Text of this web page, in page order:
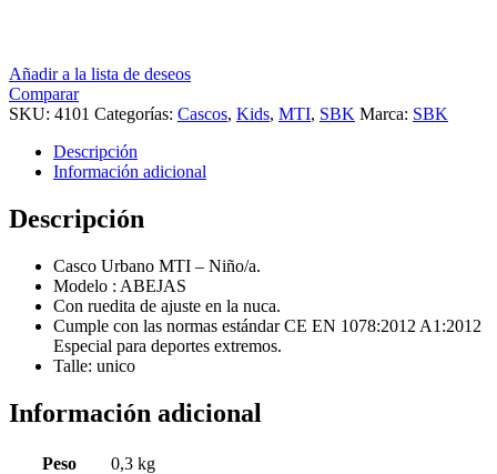
Añadir a la lista de deseos
Comparar
SKU: 4101 Categorías: Cascos, Kids, MTI, SBK Marca: SBK
Descripción
Información adicional
Descripción
Casco Urbano MTI – Niño/a.
Modelo : ABEJAS
Con ruedita de ajuste en la nuca.
Cumple con las normas estándar CE EN 1078:2012 A1:2012
Especial para deportes extremos.
Talle: unico
Información adicional
Peso
0,3 kg